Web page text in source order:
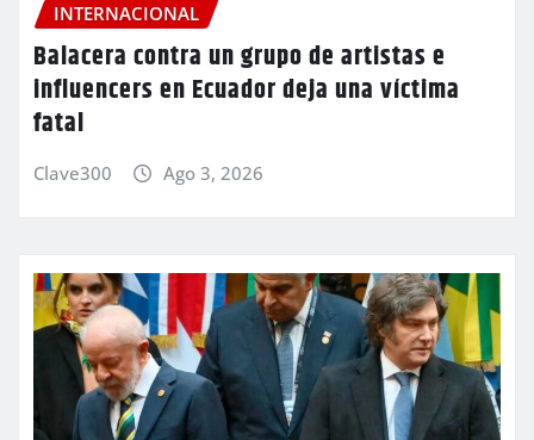
INTERNACIONAL
Balacera contra un grupo de artistas e
influencers en Ecuador deja una víctima
fatal
Clave300 Ago 3, 2026